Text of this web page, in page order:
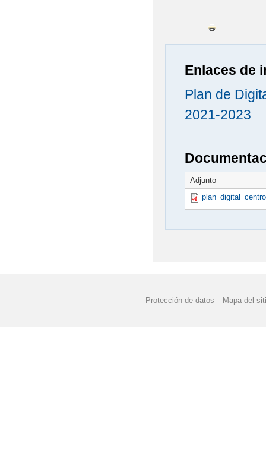
Enlaces de
Plan de
2021-2023
Adjunto
Protección de datos Mapa del